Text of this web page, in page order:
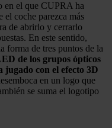
en el que CUPRA ha
el coche parezca más
de abrirlo y cerrarlo
En este sentido,
forma de tres puntos de la
de los grupos ópticos
jugado con el efecto 3D
en un logo que
se suma el logotipo